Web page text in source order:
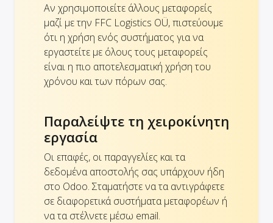
Αν χρησιμοποιείτε άλλους μεταφορείς
μαζί με την FFC Logistics OÜ, πιστεύουμε
ότι η χρήση ενός συστήματος για να
εργαστείτε με όλους τους μεταφορείς
είναι η πιο αποτελεσματική χρήση του
χρόνου και των πόρων σας.
Παραλείψτε τη χειροκίνητη
εργασία
Οι επαφές, οι παραγγελίες και τα
δεδομένα αποστολής σας υπάρχουν ήδη
στο Odoo. Σταματήστε να τα αντιγράφετε
σε διαφορετικά συστήματα μεταφορέων ή
να τα στέλνετε μέσω email.